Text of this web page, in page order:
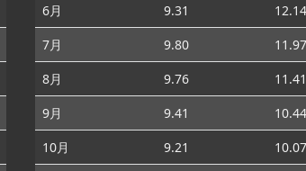
6月
9.31 12.14
7月
9.80 11.97
8月
9.76 11.41
9月
9.41 10.44
10月
9.21 10.07